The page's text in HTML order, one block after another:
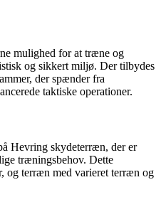
mulighed for at træne og
og sikkert miljø. Der tilbydes
der spænder fra
taktiske operationer.
Hevring skydeterræn, der er
træningsbehov. Dette
og terræn med varieret terræn og